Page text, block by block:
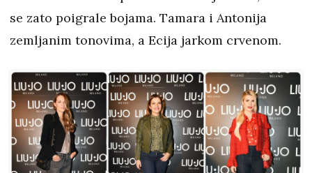
se zato poigrale bojama. Tamara i Antonija
zemljanim tonovima, a Ecija jarkom crvenom.